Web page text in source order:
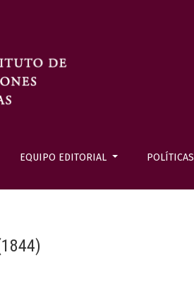
EQUIPO EDITORIAL POLÍTICAS